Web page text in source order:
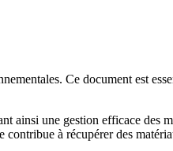
Ce document est
ainsi une gestion efficace des
à récupérer des